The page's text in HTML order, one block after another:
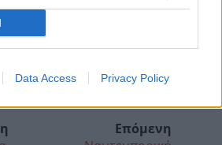
Data Access Privacy Policy
Επόμενη